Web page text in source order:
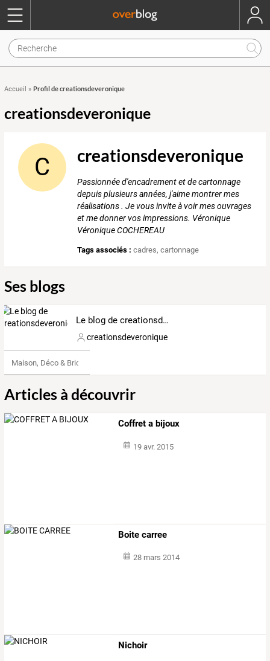
Accueil » Profil de creationsdeveronique
creationsdeveronique
C creationsdeveronique
Passionnée d'encadrement et de cartonnage
depuis plusieurs années, j'aime montrer mes
réalisations . Je vous invite à voir mes ouvrages
et me donner vos impressions. Véronique
Véronique COCHEREAU
Tags associés : cadres,cartonnage
Ses blogs
Le blog de creationsdeveronique
creationsdeveronique
Maison, Déco & Bricolage
Articles à découvrir
Coffret a bijoux
19 avr. 2015
Boite carree
28 mars 2014
Nichoir